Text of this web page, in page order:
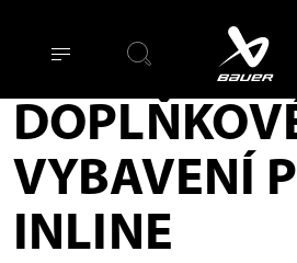
VYBAVENÍ
INLINE